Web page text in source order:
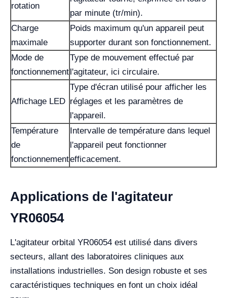
rotation
par minute (tr/min).
Charge
maximale
Poids maximum qu'un appareil peut
supporter durant son fonctionnement.
Mode de
fonctionnement
Type de mouvement effectué par
l'agitateur, ici circulaire.
Affichage LED
Type d'écran utilisé pour afficher les
réglages et les paramètres de
l'appareil.
Température
de
fonctionnement
Intervalle de température dans lequel
l'appareil peut fonctionner
efficacement.
Applications de l'agitateur
YR06054
L'agitateur orbital YR06054 est utilisé dans divers
secteurs, allant des laboratoires cliniques aux
installations industrielles. Son design robuste et ses
caractéristiques techniques en font un choix idéal